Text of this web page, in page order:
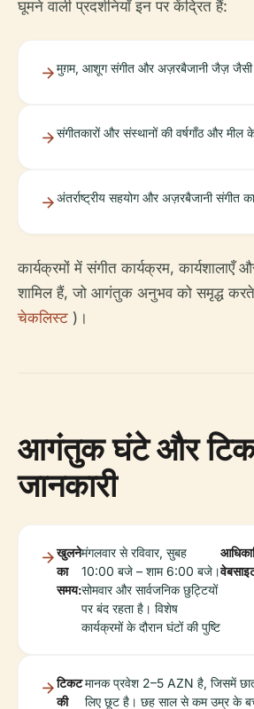
घूमने वाली प्रदर्शनियाँ इन पर केंद्रित हैं:
मुग़म, आशूग संगीत और अज़रबैजानी जैज़ जैसी
संगीतकारों और संस्थानों की वर्षगाँठ और मील
अंतर्राष्ट्रीय सहयोग और अज़रबैजानी संगीत
कार्यक्रमों में संगीत कार्यक्रम, कार्यशालाएँ
शामिल हैं, जो आगंतुक अनुभव को समृद्ध
चेकलिस्ट )।
आगंतुक घंटे और
जानकारी
खुलने
का
समय:
मंगलवार से रविवार, सुबह
10:00 बजे – शाम 6:00 बजे।
सोमवार और सार्वजनिक छुट्टियों
पर बंद रहता है। विशेष
कार्यक्रमों के दौरान घंटों की पुष्टि
टिकट
की
मानक प्रवेश 2–5 AZN है, जिसमें
लिए छूट है। छह साल से कम उम्र के